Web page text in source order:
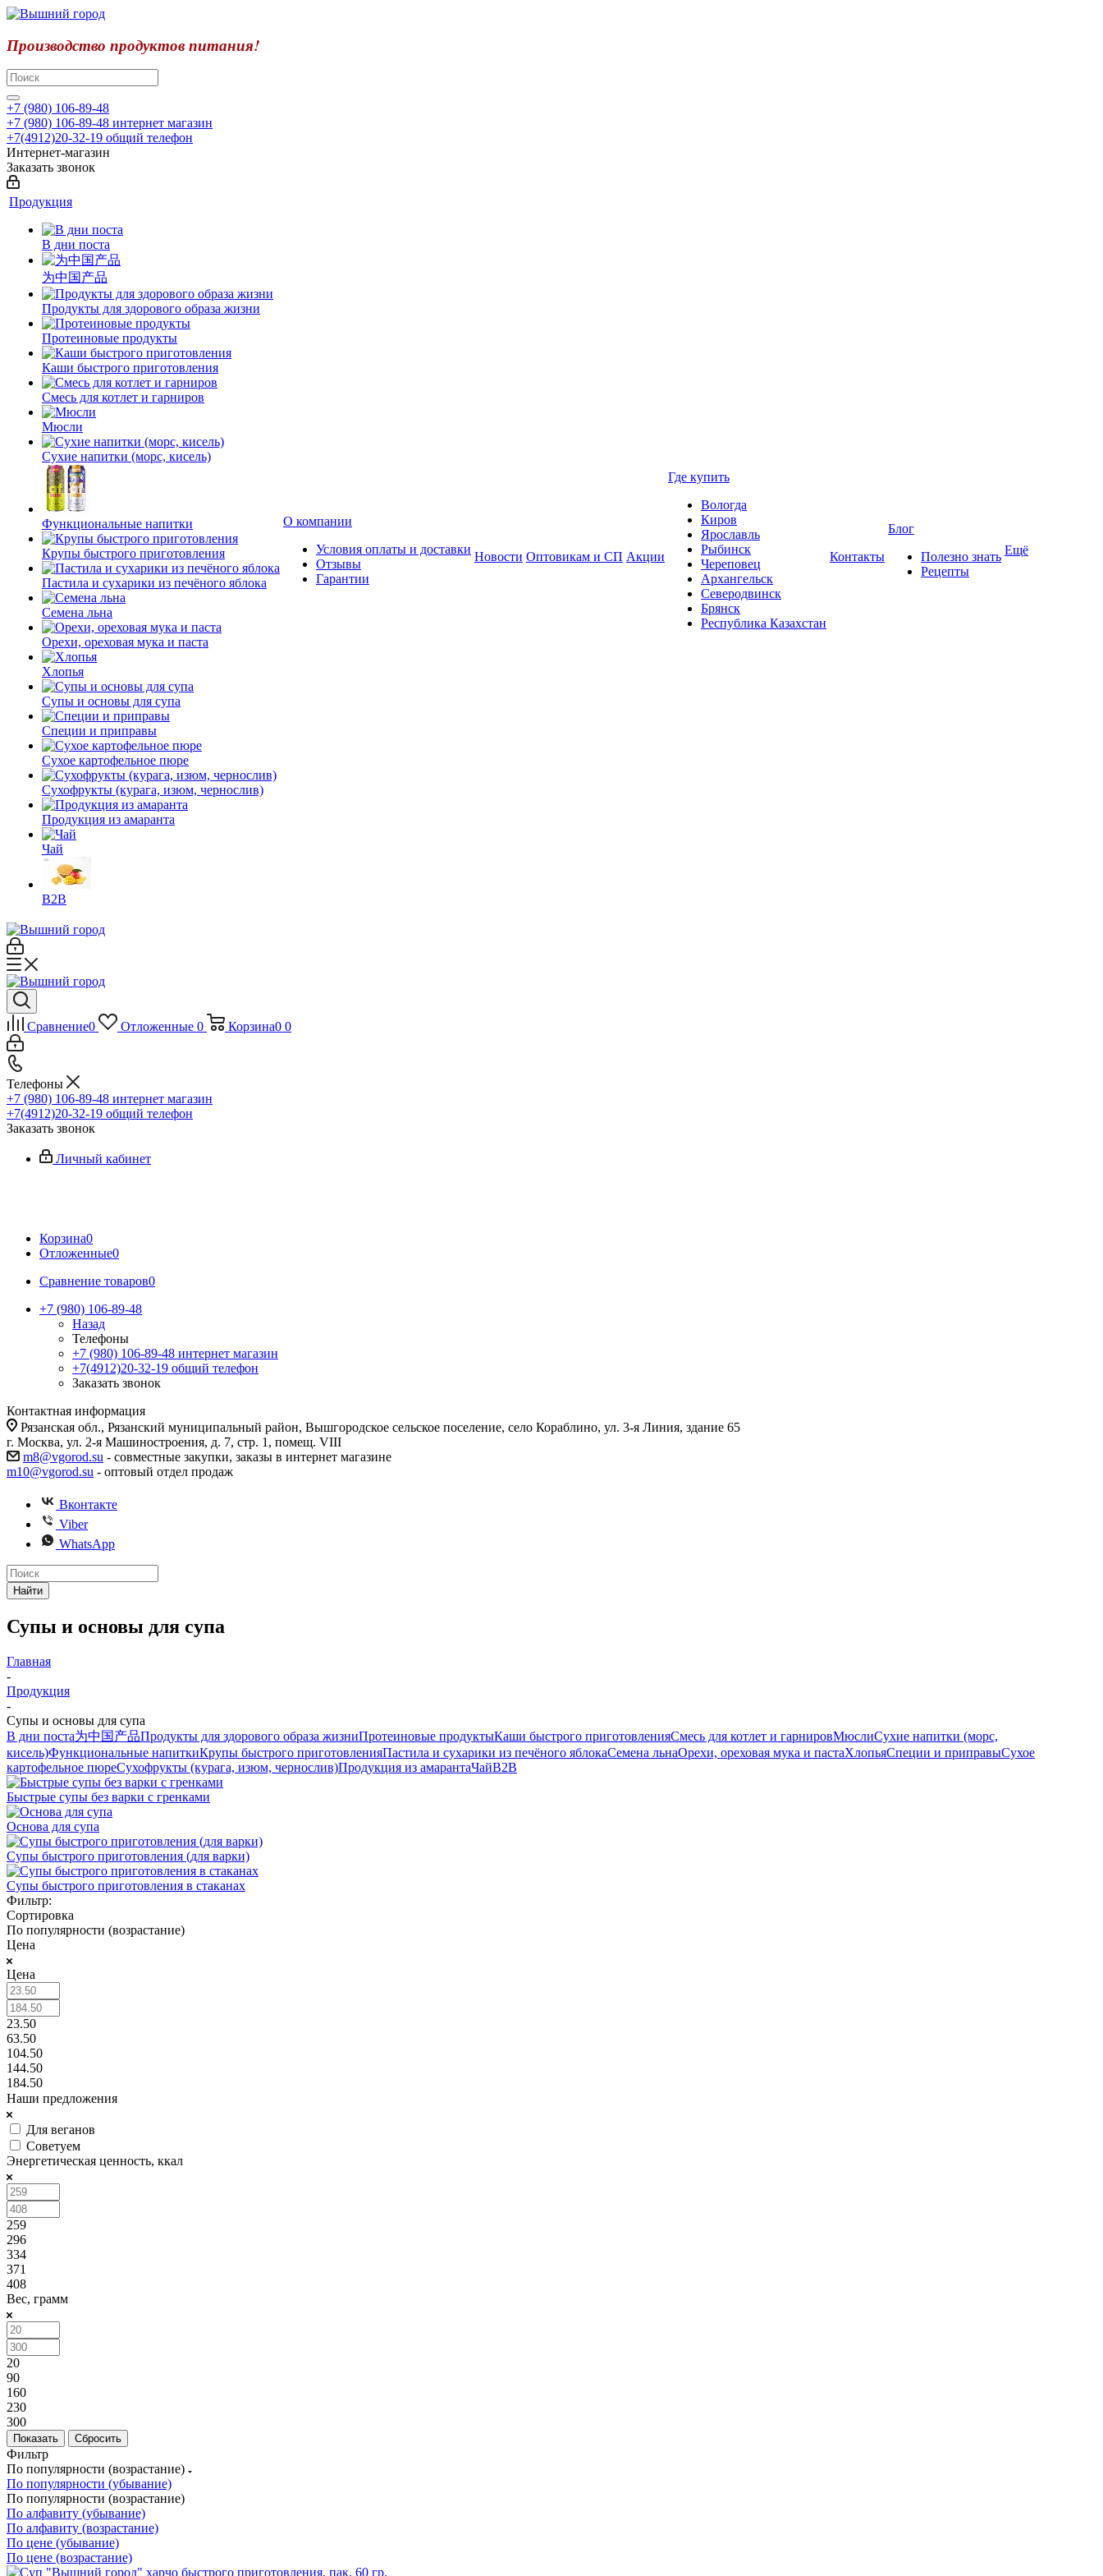
Производство продуктов питания!
+7 (980) 106-89-48
+7 (980) 106-89-48 интернет магазин
+7(4912)20-32-19 общий телефон
Интернет-магазин
Заказать звонок
Продукция
В дни поста
为中国产品
Продукты для здорового образа жизни
Протеиновые продукты
Каши быстрого приготовления
Смесь для котлет и гарниров
Мюсли
Сухие напитки (морс, кисель)
Функциональные напитки
Крупы быстрого приготовления
Пастила и сухарики из печёного яблока
Семена льна
Орехи, ореховая мука и паста
Хлопья
Супы и основы для супа
Специи и приправы
Сухое картофельное пюре
Сухофрукты (курага, изюм, чернослив)
Продукция из амаранта
Чай
B2B
О компании
Условия оплаты и доставки
Отзывы
Гарантии
Новости Оптовикам и СП Акции
Где купить
Вологда
Киров
Ярославль
Рыбинск
Череповец
Архангельск
Северодвинск
Брянск
Республика Казахстан
Контакты
Блог
Полезно знать
Рецепты
Ещё
Сравнение0 Отложенные 0 Корзина0 0
Телефоны
+7 (980) 106-89-48 интернет магазин
+7(4912)20-32-19 общий телефон
Заказать звонок
Личный кабинет
Корзина0
Отложенные0
Сравнение товаров0
+7 (980) 106-89-48
Назад
Телефоны
+7 (980) 106-89-48 интернет магазин
+7(4912)20-32-19 общий телефон
Заказать звонок
Контактная информация
Рязанская обл., Рязанский муниципальный район, Вышгородское сельское поселение, село Кораблино, ул. 3-я Линия, здание 65
г. Москва, ул. 2-я Машиностроения, д. 7, стр. 1, помещ. VIII
m8@vgorod.su - совместные закупки, заказы в интернет магазине
m10@vgorod.su - оптовый отдел продаж
Вконтакте
Viber
WhatsApp
Найти
Супы и основы для супа
Главная
-
Продукция
-
Супы и основы для супа
В дни поста为中国产品Продукты для здорового образа жизниПротеиновые продуктыКаши быстрого приготовленияСмесь для котлет и гарнировМюслиСухие напитки (морс,
кисель)Функциональные напиткиКрупы быстрого приготовленияПастила и сухарики из печёного яблокаСемена льнаОрехи, ореховая мука и пастаХлопьяСпеции и приправыСухое
картофельное пюреСухофрукты (курага, изюм, чернослив)Продукция из амарантаЧайB2B
Быстрые супы без варки с гренками
Основа для супа
Супы быстрого приготовления (для варки)
Супы быстрого приготовления в стаканах
Фильтр:
Сортировка
По популярности (возрастание)
Цена
Цена
23.50
63.50
104.50
144.50
184.50
Наши предложения
Для веганов
Советуем
Энергетическая ценность, ккал
259
296
334
371
408
Вес, грамм
20
90
160
230
300
Сбросить
Фильтр
По популярности (возрастание)
По популярности (убывание)
По популярности (возрастание)
По алфавиту (убывание)
По алфавиту (возрастание)
По цене (убывание)
По цене (возрастание)